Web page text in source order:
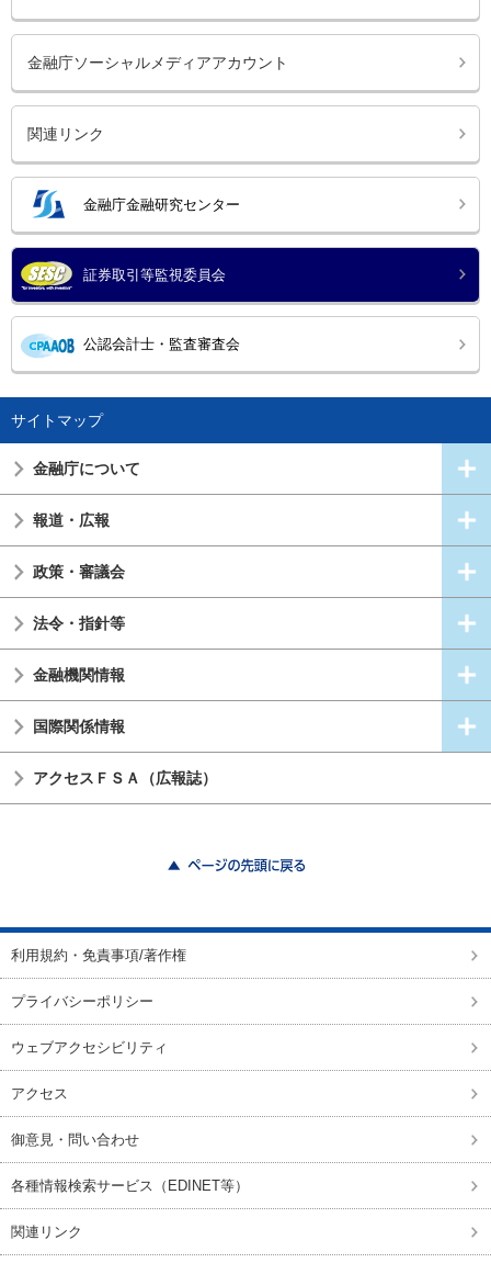
金融庁ソーシャルメディアアカウント
関連リンク
金融庁金融研究センター
証券取引等監視委員会
公認会計士・監査審査会
サイトマップ
金融庁について
報道・広報
政策・審議会
法令・指針等
金融機関情報
国際関係情報
アクセスＦＳＡ（広報誌）
利用規約・免責事項/著作権
プライバシーポリシー
ウェブアクセシビリティ
アクセス
御意見・問い合わせ
各種情報検索サービス（EDINET等）
関連リンク